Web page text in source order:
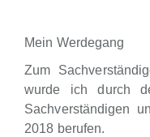
Mein Werdegang
Zum
wurde ich durch
Sachverständigen
2018 berufen.